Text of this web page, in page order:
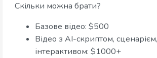
Скільки можна брати?
Базове відео: $500
Відео з AI-скриптом, сценарієм,
інтерактивом: $1000+